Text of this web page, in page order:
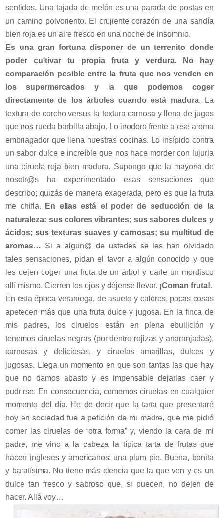
sentidos. Una tajada de melón es una parada de postas en
un camino polvoriento. El crujiente corazón de una sandía
bien roja es un aire fresco en una noche de insomnio.
Es una gran fortuna disponer de un terrenito donde
poder cultivar tu propia fruta y verdura. No hay
comparación posible entre la fruta que nos venden en
los supermercados y la que podemos coger
directamente de los árboles cuando está madura. La
textura de corcho versus la textura carnosa y llena de jugos
que nos rueda barbilla abajo. Lo inodoro frente a ese aroma
embriagador que llena nuestras cocinas. Lo insípido contra
un sabor dulce e increíble que nos hace morder con lujuria
una ciruela roja bien madura. Supongo que la mayoría de
nosotr@s ha experimentado esas sensaciones que
describo; quizás de manera exagerada, pero es que la fruta
me chifla.
En ellas está el poder de seducción de la
naturaleza: sus colores vibrantes; sus sabores dulces y
ácidos; sus texturas suaves y carnosas; su multitud de
aromas… Si a algun@ de ustedes se les han olvidado
tales sensaciones, pidan el favor a algún conocido y que
les dejen coger una fruta de un árbol y darle un mordisco
allí mismo. Cierren los ojos y déjense llevar. ¡Coman fruta!.
En esta época veraniega, de asueto y calores, pocas cosas
apetecen más que una fruta dulce y jugosa. En la finca de
mis padres, los ciruelos están en plena ebullición y
tenemos ciruelas negras (por dentro rojizas y anaranjadas),
carnosas y deliciosas, y ciruelas amarillas, dulces y
jugosas. Llega un momento en que son tantas las que hay
que no damos abasto y es impensable dejarlas caer y
pudrirse. En consecuencia, comemos ciruelas en cualquier
momento del día. He de decir que la tarta que presentaré
hoy en sociedad fue a petición de mi madre, que me pidió
comer las ciruelas de “otra forma” y, viendo la cara de mi
padre, me vino a la cabeza la típica tarta de frutas que
hacen ingleses y americanos: una plum pie. Buena, bonita
y baratísima. No tiene más ciencia que la que ven y es un
dulce tan fresco y sabroso que, si pueden, no dejen de
hacer. Allá voy…